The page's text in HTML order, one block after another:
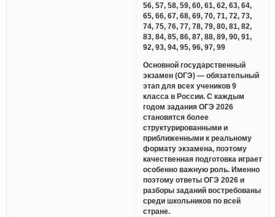
56, 57, 58, 59, 60, 61, 62, 63, 64,
65, 66, 67, 68, 69, 70, 71, 72, 73,
74, 75, 76, 77, 78, 79, 80, 81, 82,
83, 84, 85, 86, 87, 88, 89, 90, 91,
92, 93, 94, 95, 96, 97, 99
Основной государственный
экзамен (ОГЭ) — обязательный
этап для всех учеников 9
класса в России. С каждым
годом задания ОГЭ 2026
становятся более
структурированными и
приближенными к реальному
формату экзамена, поэтому
качественная подготовка играет
особенно важную роль. Именно
поэтому ответы ОГЭ 2026 и
разборы заданий востребованы
среди школьников по всей
стране.